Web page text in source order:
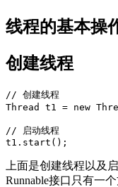
线程的基本操
创建线程
// 创建线程
Thread t1 = new
// 启动线程
t1.start();
上面是创建线程以及
Runnable接口只有一